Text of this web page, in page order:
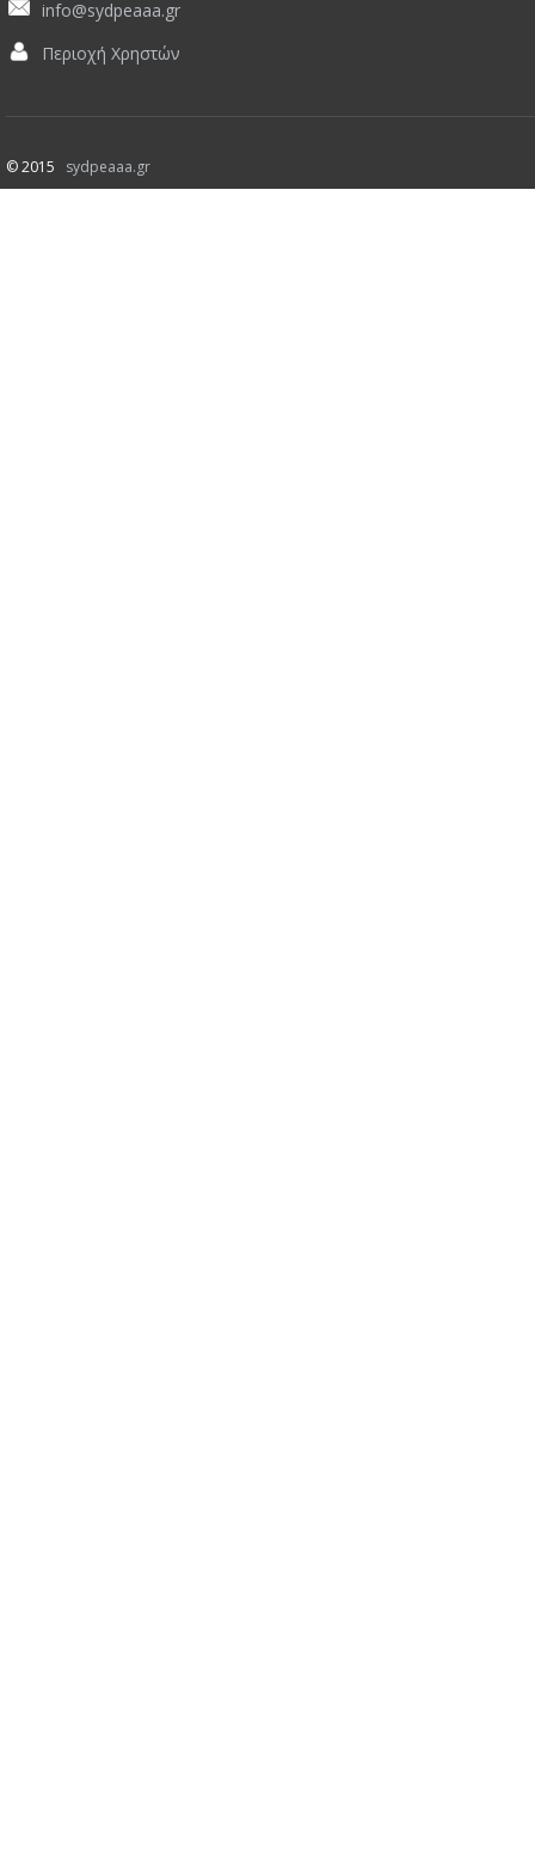
info@sydpeaaa.gr
Περιοχή Χρηστών
© 2015 sydpeaaa.gr